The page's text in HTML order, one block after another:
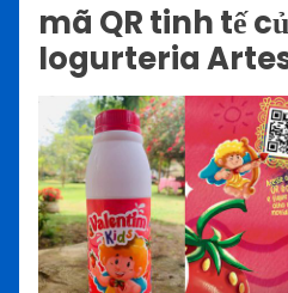
mã QR tinh tế
Iogurteria